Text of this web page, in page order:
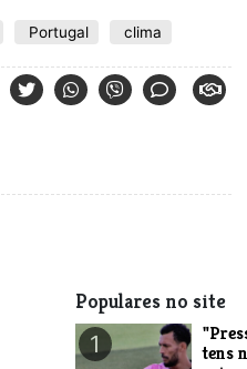
Portugal clima
Populares no site
1
tens